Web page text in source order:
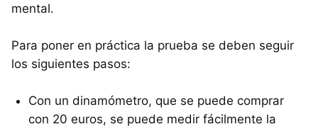
mental.
Para poner en práctica la prueba se deben seguir
los siguientes pasos:
Con un dinamómetro, que se puede comprar
con 20 euros, se puede medir fácilmente la